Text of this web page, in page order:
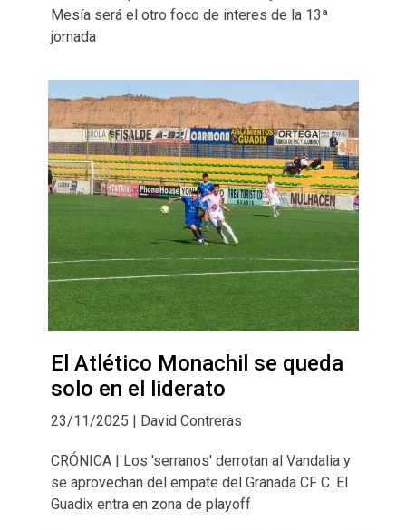
Mesía será el otro foco de interes de la 13ª
jornada
El Atlético Monachil se queda
solo en el liderato
23/11/2025 | David Contreras
CRÓNICA | Los 'serranos' derrotan al Vandalia y
se aprovechan del empate del Granada CF C. El
Guadix entra en zona de playoff